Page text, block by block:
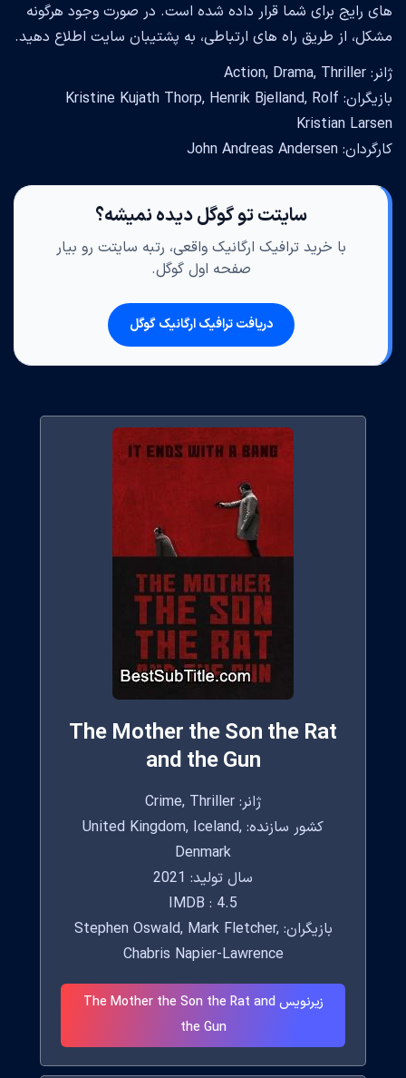
های رایج برای شما قرار داده شده است. در صورت وجود هرگونه
مشکل، از طریق راه های ارتباطی، به پشتیبان سایت اطلاع دهید.
ژانر: Action, Drama, Thriller
بازیگران: Kristine Kujath Thorp, Henrik Bjelland, Rolf
Kristian Larsen
کارگردان: John Andreas Andersen
سایتت تو گوگل دیده نمیشه؟
با خرید ترافیک ارگانیک واقعی، رتبه سایتت رو بیار
صفحه اول گوگل.
دریافت ترافیک ارگانیک گوگل
The Mother the Son the Rat
and the Gun
ژانر: Crime, Thriller
کشور سازنده: United Kingdom, Iceland,
Denmark
سال تولید: 2021
IMDB : 4.5
بازیگران: Stephen Oswald, Mark Fletcher,
Chabris Napier-Lawrence
زیرنویس The Mother the Son the Rat and
the Gun